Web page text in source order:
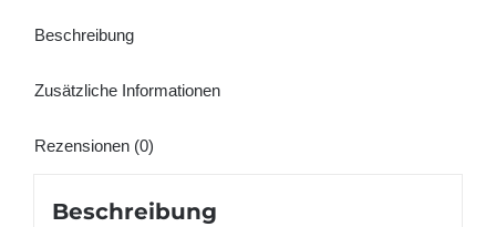
Beschreibung
Zusätzliche Informationen
Rezensionen (0)
Beschreibung